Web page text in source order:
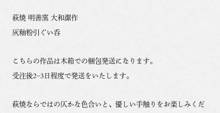
萩焼 明善窯 大和潔作
灰釉粉引ぐい呑
こちらの作品は木箱での梱包発送になります。
受注後2−3日程度で発送をいたします。
萩焼ならではの仄かな色合いと、優しい手触りをお楽しみくだ